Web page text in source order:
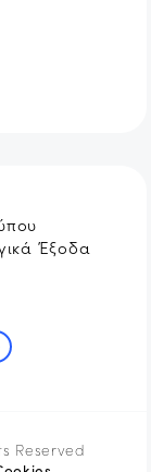
Έξοδα
Reserved